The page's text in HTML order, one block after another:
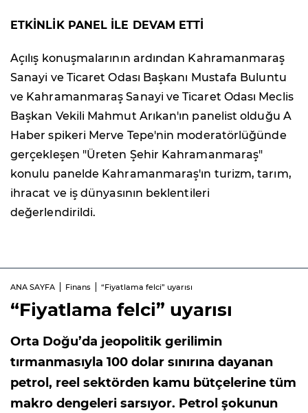
ETKİNLİK PANEL İLE DEVAM ETTİ
Açılış konuşmalarının ardından Kahramanmaraş
Sanayi ve Ticaret Odası Başkanı Mustafa Buluntu
ve Kahramanmaraş Sanayi ve Ticaret Odası Meclis
Başkan Vekili Mahmut Arıkan'ın panelist olduğu A
Haber spikeri Merve Tepe'nin moderatörlüğünde
gerçekleşen "Üreten Şehir Kahramanmaraş"
konulu panelde Kahramanmaraş'ın turizm, tarım,
ihracat ve iş dünyasının beklentileri
değerlendirildi.
ANA SAYFA Finans “Fiyatlama felci” uyarısı
“Fiyatlama felci” uyarısı
Orta Doğu’da jeopolitik gerilimin
tırmanmasıyla 100 dolar sınırına dayanan
petrol, reel sektörden kamu bütçelerine tüm
makro dengeleri sarsıyor. Petrol şokunun